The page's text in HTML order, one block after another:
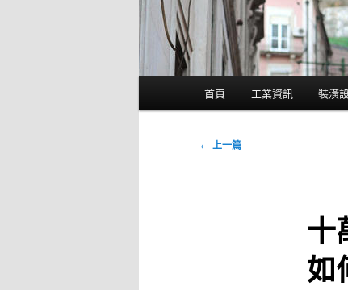
首頁 工業資訊 裝潢
文
← 上一篇
十
如